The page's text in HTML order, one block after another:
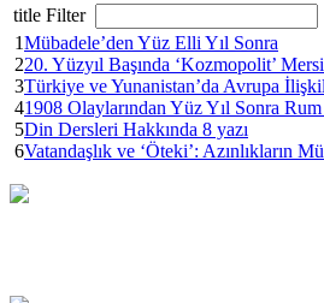
title Filter
1Mübadele’den Yüz Elli Yıl Sonra
220. Yüzyıl Başında ‘Kozmopolit’
3Türkiye ve Yunanistan’da Avrupa
41908 Olaylarından Yüz Yıl Sonra
5Din Dersleri Hakkında 8 yazı
6Vatandaşlık ve ‘Öteki’: Azınlıkların